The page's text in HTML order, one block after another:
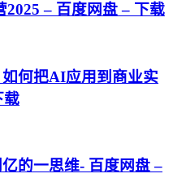
– 百度网盘 – 下载
何把AI应用到商业实
载
的一思维- 百度网盘 –